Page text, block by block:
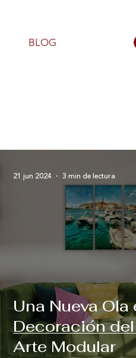
BLOG
Una Nueva Ola
Decoración del
Arte Modular
21 jun 2024 3 min de lectura